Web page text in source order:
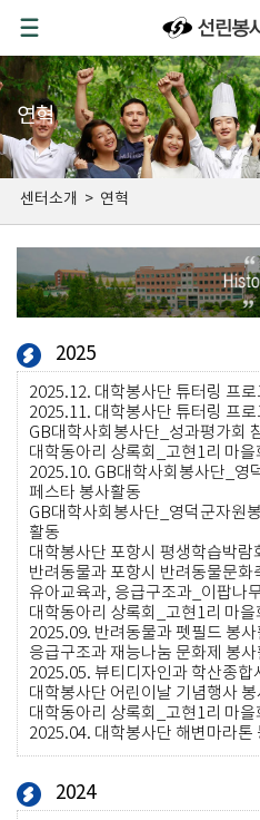
연혁
센터소개 > 연혁
2025
2025.12. 대학봉사단 튜터링 프
2025.11. 대학봉사단 튜터링 프
GB대학사회봉사단_성과평가회
대학동아리 상록회_고현1리 마을
2025.10. GB대학사회봉사단_영
페스타 봉사활동
GB대학사회봉사단_영덕군자원
활동
대학봉사단 포항시 평생학습박람
반려동물과 포항시 반려동물문화
유아교육과, 응급구조과_이팝나
대학동아리 상록회_고현1리 마을
2025.09. 반려동물과 펫필드 봉사
응급구조과 재능나눔 문화제 봉사
2025.05. 뷰티디자인과 학산종
대학봉사단 어린이날 기념행사
대학동아리 상록회_고현1리 마을
2025.04. 대학봉사단 해변마라톤
2024